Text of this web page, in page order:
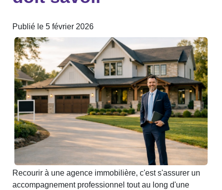
Publié le 5 février 2026
Recourir à une agence immobilière, c'est s'assurer un
accompagnement professionnel tout au long d'une